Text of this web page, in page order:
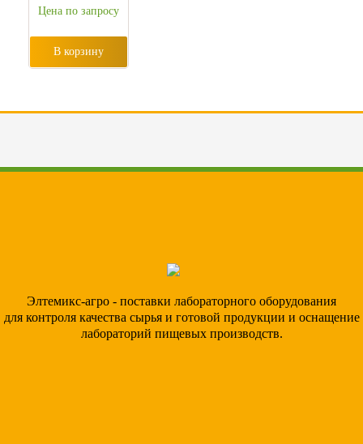
Цена по запросу
В корзину
Элтемикс-агро - поставки лабораторного оборудования
для контроля качества сырья и готовой продукции и оснащение
лабораторий пищевых производств.